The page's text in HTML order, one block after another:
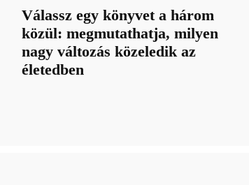
Válassz egy könyvet a három
közül: megmutathatja, milyen
nagy változás közeledik az
életedben